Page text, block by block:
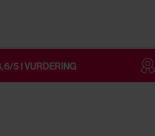
5 I VURDERING